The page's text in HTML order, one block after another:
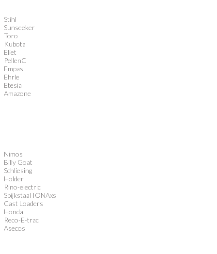
Stihl
Sunseeker
Toro
Kubota
Eliet
PellenC
Empas
Ehrle
Etesia
Amazone
Nimos
Billy Goat
Schliesing
Holder
Rino-electric
Spijkstaal IONAxs
Cast Loaders
Honda
Reco-E-trac
Asecos